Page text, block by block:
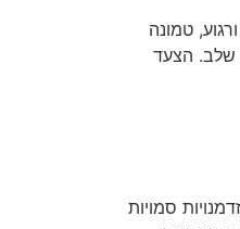
טמונה
שלב. הצעד
סמויות